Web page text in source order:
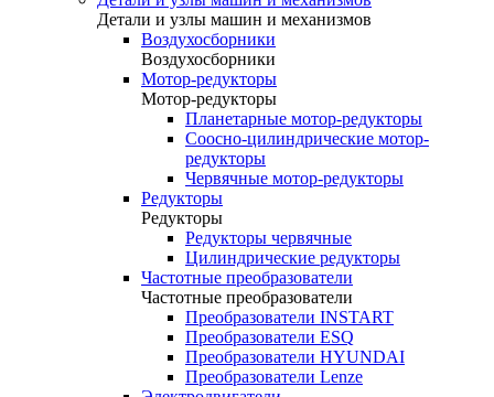
Детали и узлы машин и механизмов
Воздухосборники
Воздухосборники
Мотор-редукторы
Мотор-редукторы
Планетарные мотор-редукторы
Соосно-цилиндрические мотор-
редукторы
Червячные мотор-редукторы
Редукторы
Редукторы
Редукторы червячные
Цилиндрические редукторы
Частотные преобразователи
Частотные преобразователи
Преобразователи INSTART
Преобразователи ESQ
Преобразователи HYUNDAI
Преобразователи Lenze